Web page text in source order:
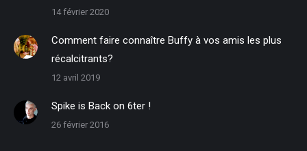
14 février 2020
Comment faire connaître Buffy à vos amis les plus
récalcitrants?
12 avril 2019
Spike is Back on 6ter !
26 février 2016